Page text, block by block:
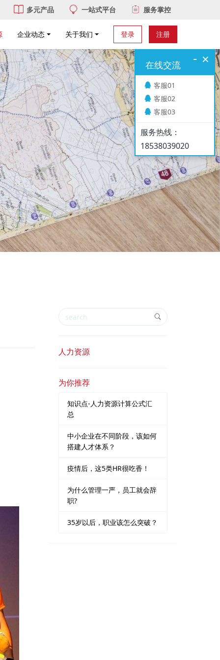
多元产品 一站式平台 服务掌控
登录 注册
企业动态 关于我们
人力资源
为你推荐
知识点-人力资源计算公式汇
总
中小企业在不同阶段，该如何
搭建人才体系？
疫情后，这5类HR很吃香！
为什么管理一严，员工就会辞
职?
35岁以后，职业该怎么突破？
×
-
在线交流
客服01
客服02
客服03
服务热线：
18538039020